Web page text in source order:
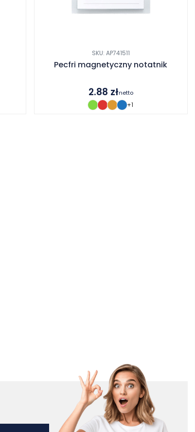
SKU: AP741511
Pecfri magnetyczny notatnik
2.88 złnetto
+1